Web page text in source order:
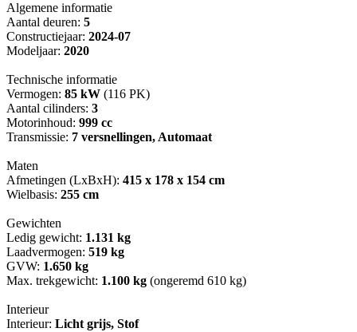
Algemene informatie
Aantal deuren: 5
Constructiejaar: 2024-07
Modeljaar: 2020
Technische informatie
Vermogen: 85 kW (116 PK)
Aantal cilinders: 3
Motorinhoud: 999 cc
Transmissie: 7 versnellingen, Automaat
Maten
Afmetingen (LxBxH): 415 x 178 x 154 cm
Wielbasis: 255 cm
Gewichten
Ledig gewicht: 1.131 kg
Laadvermogen: 519 kg
GVW: 1.650 kg
Max. trekgewicht: 1.100 kg (ongeremd 610 kg)
Interieur
Interieur: Licht grijs, Stof